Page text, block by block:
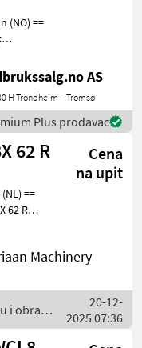
(NO) ==
See
7070
AS
H Trondheim – Tromsø
Plus prodavac
62 R
Cena
na upit
==
62 R
Machinery
i obradu
20-12-
2025 07:36